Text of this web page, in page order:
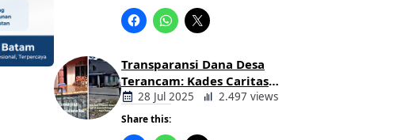
Transparansi Dana Desa
Terancam: Kades Caritas
Sogawunasi Diduga
Gelapkan Bantuan untuk
Warga
28 Jul 2025 2.497 views
Share this: